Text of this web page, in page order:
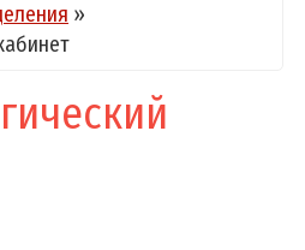
»